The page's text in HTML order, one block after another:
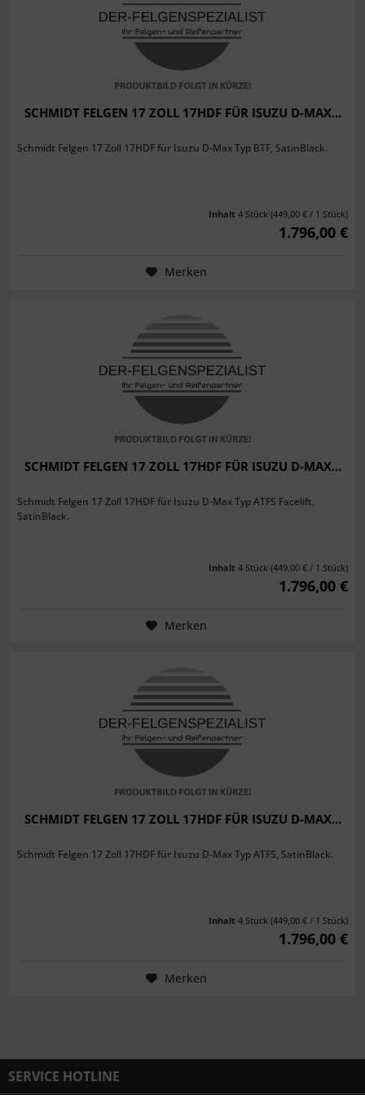
SCHMIDT FELGEN 17 ZOLL 17HDF FÜR ISUZU D-MAX...
Schmidt Felgen 17 Zoll 17HDF für Isuzu D-Max Typ BTF, SatinBlack.
Inhalt 4 Stück (449,00 € / 1 Stück)
1.796,00 €
Merken
SCHMIDT FELGEN 17 ZOLL 17HDF FÜR ISUZU D-MAX...
Schmidt Felgen 17 Zoll 17HDF für Isuzu D-Max Typ ATFS Facelift,
SatinBlack.
Inhalt 4 Stück (449,00 € / 1 Stück)
1.796,00 €
Merken
SCHMIDT FELGEN 17 ZOLL 17HDF FÜR ISUZU D-MAX...
Schmidt Felgen 17 Zoll 17HDF für Isuzu D-Max Typ ATFS, SatinBlack.
Inhalt 4 Stück (449,00 € / 1 Stück)
1.796,00 €
Merken
SERVICE HOTLINE